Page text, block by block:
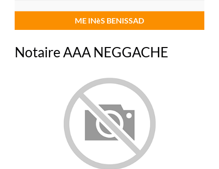
ME INèS BENISSAD
Notaire AAA NEGGACHE